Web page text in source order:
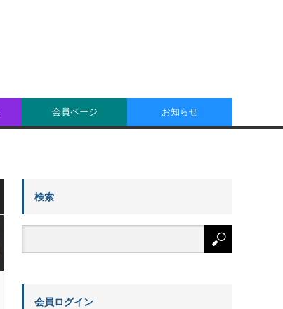
会員ページ お知らせ
検索
会員ログイン